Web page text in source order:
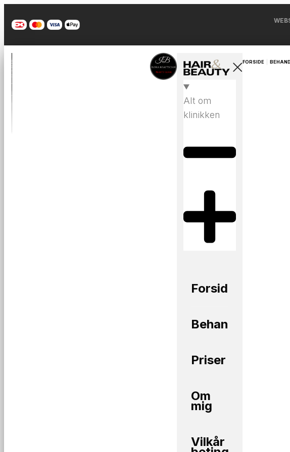
Alt om
klinikken
Forside
Behandlinger
Priser
Om
mig
Vilkår og
FORSIDE